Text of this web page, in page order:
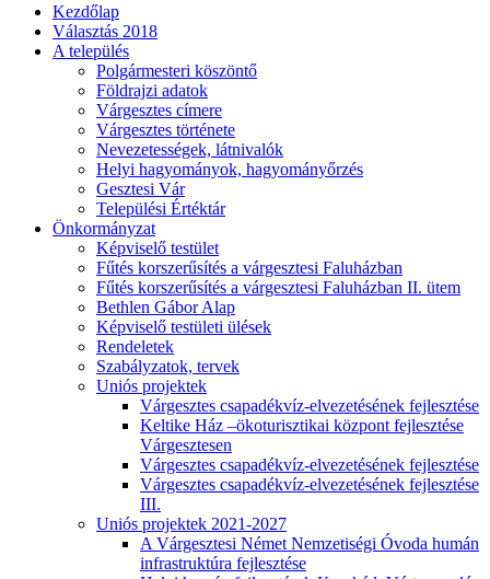
Kezdőlap
Választás 2018
A település
Polgármesteri köszöntő
Földrajzi adatok
Várgesztes címere
Várgesztes története
Nevezetességek, látnivalók
Helyi hagyományok, hagyományőrzés
Gesztesi Vár
Települési Értéktár
Önkormányzat
Képviselő testület
Fűtés korszerűsítés a várgesztesi Faluházban
Fűtés korszerűsítés a várgesztesi Faluházban II. ütem
Bethlen Gábor Alap
Képviselő testületi ülések
Rendeletek
Szabályzatok, tervek
Uniós projektek
Várgesztes csapadékvíz-elvezetésének fejlesztése
Keltike Ház –ökoturisztikai központ fejlesztése
Várgesztesen
Várgesztes csapadékvíz-elvezetésének fejlesztése
Várgesztes csapadékvíz-elvezetésének fejlesztése
III.
Uniós projektek 2021-2027
A Várgesztesi Német Nemzetiségi Óvoda humán
infrastruktúra fejlesztése